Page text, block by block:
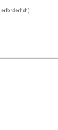
erforderlich)